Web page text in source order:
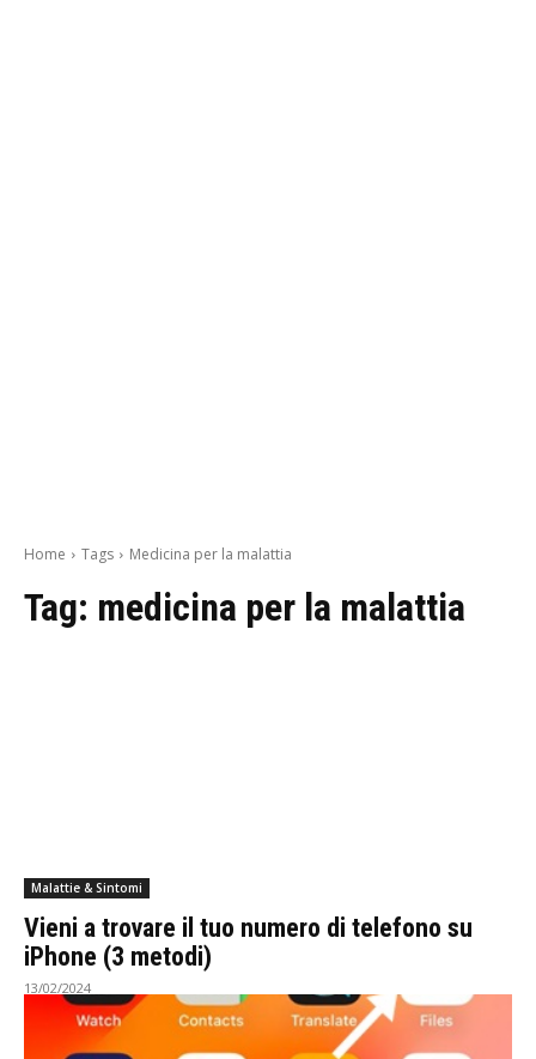
Home Tags Medicina per la malattia
Tag: medicina per la malattia
Malattie & Sintomi
Vieni a trovare il tuo numero di telefono su
iPhone (3 metodi)
13/02/2024